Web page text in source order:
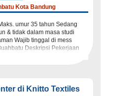
Kota Bandung
umur 35 tahun Sedang
& tidak dalam masa studi
Wajib tinggal di mess
Deskripsi Pekerjaan
di Knitto Textiles